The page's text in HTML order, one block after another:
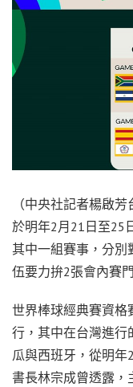
（中央社記者楊啟
於明年2月21日至25
其中一組賽事，分別
伍要力拚2張會內賽
世界棒球經典賽資格
行，其中在台灣進行
瓜與西班牙，從明
書長林宗成曾透露，